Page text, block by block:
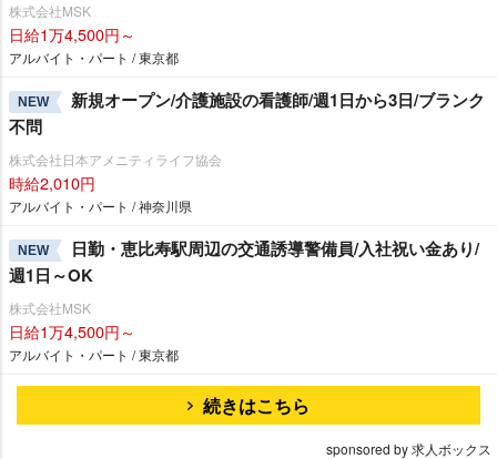
株式会社MSK
日給1万4,500円～
アルバイト・パート / 東京都
NEW
新規オープン/介護施設の看護師/週1日から3日/ブランク
不問
株式会社日本アメニティライフ協会
時給2,010円
アルバイト・パート / 神奈川県
NEW
日勤・恵比寿駅周辺の交通誘導警備員/入社祝い金あり/
週1日～OK
株式会社MSK
日給1万4,500円～
アルバイト・パート / 東京都
続きはこちら
sponsored by 求人ボックス